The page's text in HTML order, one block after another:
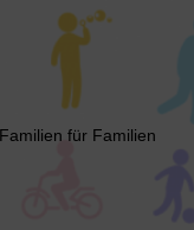
für Familien